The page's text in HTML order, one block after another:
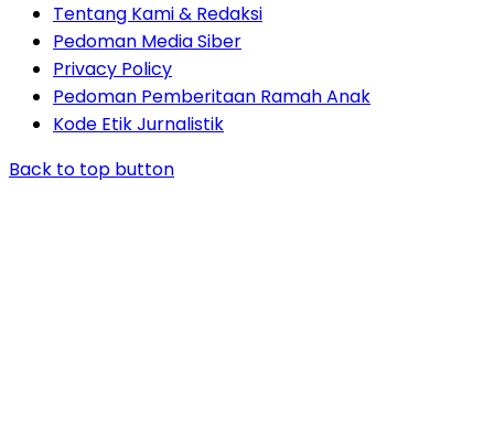
Tentang Kami & Redaksi
Pedoman Media Siber
Privacy Policy
Pedoman Pemberitaan Ramah Anak
Kode Etik Jurnalistik
Back to top button